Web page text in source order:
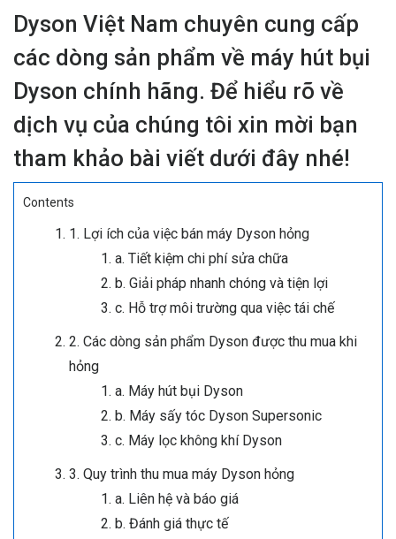
Dyson Việt Nam chuyên cung cấp
các dòng sản phẩm về máy hút bụi
Dyson chính hãng. Để hiểu rõ về
dịch vụ của chúng tôi xin mời bạn
tham khảo bài viết dưới đây nhé!
Contents
1. Lợi ích của việc bán máy Dyson hỏng
a. Tiết kiệm chi phí sửa chữa
b. Giải pháp nhanh chóng và tiện lợi
c. Hỗ trợ môi trường qua việc tái chế
2. Các dòng sản phẩm Dyson được thu mua khi
hỏng
a. Máy hút bụi Dyson
b. Máy sấy tóc Dyson Supersonic
c. Máy lọc không khí Dyson
3. Quy trình thu mua máy Dyson hỏng
a. Liên hệ và báo giá
b. Đánh giá thực tế